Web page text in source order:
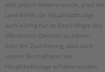
jetzt jedoch bekannt wurde, plant das
Land Berlin, die Hauptstadtzulage
auch künftig nur an Beschäftigte des
öffentlichen Dienstes zu zahlen -
trotz der Zusicherung, dass auch
unsere Beschäftigten die
Hauptstadtzulage erhalten würden.